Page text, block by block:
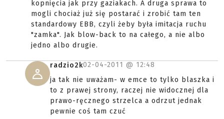
kopnięcia jak przy gaziakach. A druga sprawa to
mogli chociaż już się postarać i zrobić tam ten
standardowy EBB, czyli żeby była imitacja ruchu
"zamka". Jak blow-back to na całego, a nie albo
jedno albo drugie.
radzio2k02-04-2011 @ 12:48
ja tak nie uważam- w emce to tylko blaszka i
to z prawej strony, raczej nie widocznej dla
prawo-ręcznego strzelca a odrzut jednak
pewnie coś tam czuć